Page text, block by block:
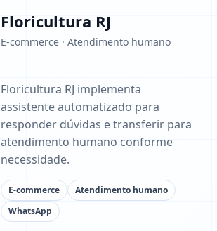
Floricultura RJ
E-commerce · Atendimento humano
Floricultura RJ implementa
assistente automatizado para
responder dúvidas e transferir para
atendimento humano conforme
necessidade.
E-commerce
Atendimento humano
WhatsApp